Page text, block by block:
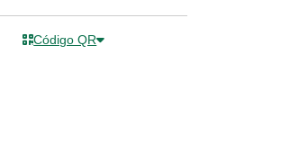
Código QR